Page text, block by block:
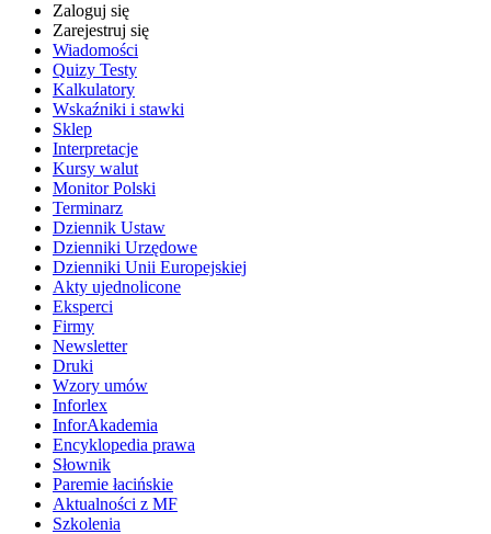
Zaloguj się
Zarejestruj się
Wiadomości
Quizy Testy
Kalkulatory
Wskaźniki i stawki
Sklep
Interpretacje
Kursy walut
Monitor Polski
Terminarz
Dziennik Ustaw
Dzienniki Urzędowe
Dzienniki Unii Europejskiej
Akty ujednolicone
Eksperci
Firmy
Newsletter
Druki
Wzory umów
Inforlex
InforAkademia
Encyklopedia prawa
Słownik
Paremie łacińskie
Aktualności z MF
Szkolenia